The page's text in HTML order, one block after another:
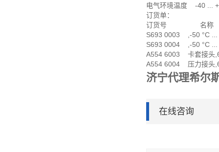
电气环境温度 -40 ...
订货单：
订货号 名称
S693 0003 ,-50 °C ...
S693 0004 ,-50 °C ...
A554 6003 卡套接头
A554 6004 压力接头
济宁代理希尔
在线咨询